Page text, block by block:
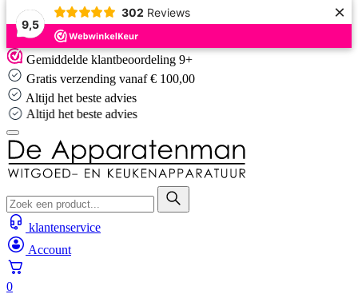
9,5
302 Reviews ×
Skip
to
content
Gemiddelde klantbeoordeling 9+
Gratis verzending vanaf € 100,00
Altijd het beste advies
Altijd het beste advies
klantenservice
Account
0